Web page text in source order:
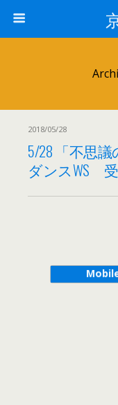
2018/05/28
5/28 「不思
ダンスWS